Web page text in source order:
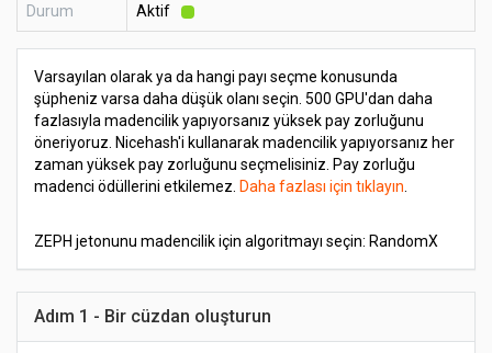
Durum Aktif
Varsayılan olarak ya da hangi payı seçme konusunda
şüpheniz varsa daha düşük olanı seçin. 500 GPU'dan daha
fazlasıyla madencilik yapıyorsanız yüksek pay zorluğunu
öneriyoruz. Nicehash'i kullanarak madencilik yapıyorsanız her
zaman yüksek pay zorluğunu seçmelisiniz. Pay zorluğu
madenci ödüllerini etkilemez. Daha fazlası için tıklayın
ZEPH jetonunu madencilik için algoritmayı seçin: RandomX
Adım 1 - Bir cüzdan oluşturun